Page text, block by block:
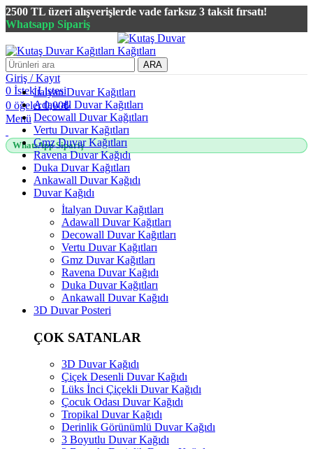
2500 TL üzeri alışverişlerde vade farksız 3 taksit fırsatı!
Whatsapp Sipariş
2500 TL üzeri alışverişlerde vade farksız 3 taksit fırsatı!
ARA
Giriş / Kayıt
0 İstek Listesi
0 öğeler 0,00₺
Menü
WhatsApp Sipariş
İtalyan Duvar Kağıtları
Adawall Duvar Kağıtları
Decowall Duvar Kağıtları
Vertu Duvar Kağıtları
Gmz Duvar Kağıtları
Ravena Duvar Kağıdı
Duka Duvar Kağıtları
Ankawall Duvar Kağıdı
Duvar Kağıdı
İtalyan Duvar Kağıtları
Adawall Duvar Kağıtları
Decowall Duvar Kağıtları
Vertu Duvar Kağıtları
Gmz Duvar Kağıtları
Ravena Duvar Kağıdı
Duka Duvar Kağıtları
Ankawall Duvar Kağıdı
3D Duvar Posteri
ÇOK SATANLAR
3D Duvar Kağıdı
Çiçek Desenli Duvar Kağıdı
Lüks İnci Çiçekli Duvar Kağıdı
Çocuk Odası Duvar Kağıdı
Tropikal Duvar Kağıdı
Derinlik Görünümlü Duvar Kağıdı
3 Boyutlu Duvar Kağıdı